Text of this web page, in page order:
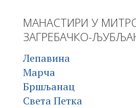
МАНАСТИРИ У
ЗАГРЕБАЧКО-
Лепавина
Марча
Бршљанац
Света Петка